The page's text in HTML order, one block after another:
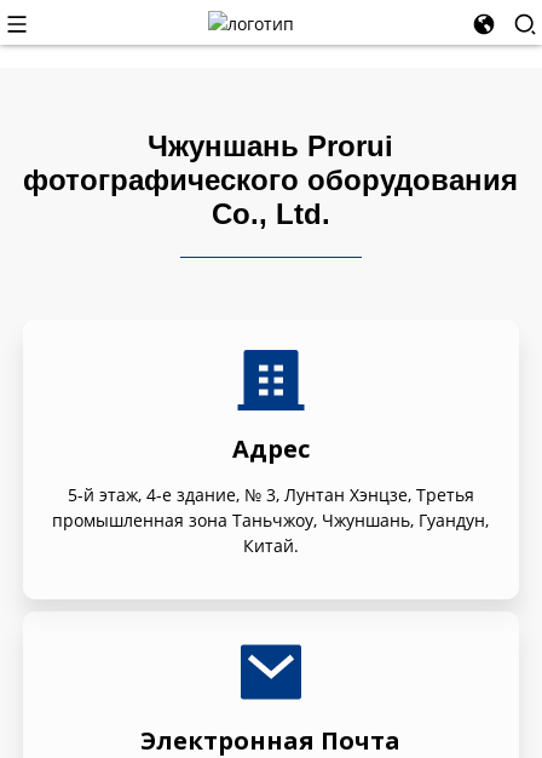
Чжуншань Prorui
фотографического оборудования
Co., Ltd.
Адрес
5-й этаж, 4-е здание, № 3, Лунтан Хэнцзе, Третья
промышленная зона Таньчжоу, Чжуншань, Гуандун,
Китай.
Электронная Почта